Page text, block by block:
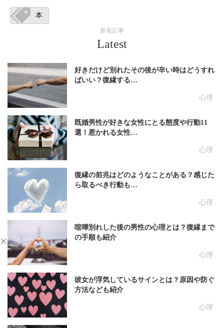
本
新着記事
Latest
心理
好きだけど別れたその後が辛い時はどうすれ
ばいい？復縁する…
心理
既婚男性が好きな女性にとる態度や行動11
選！惹かれる女性…
心理
復縁の前兆はどのようなことがある？感じた
ら取るべき行動も…
心理
喧嘩別れした後の男性の心理とは？復縁まで
の手順も紹介
心理
彼女が浮気しているサインとは？原因や防ぐ
方法なども紹介